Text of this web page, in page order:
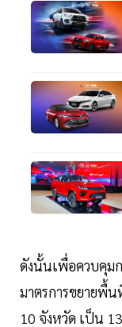
ดังนั้นเพื่อควบคุม
มาตรการขยายพื้น
10 จังหวัด เป็น